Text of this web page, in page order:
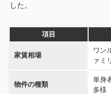
した。
項目
家賃相場
ワン
ァミ
物件の種類
単身
多様